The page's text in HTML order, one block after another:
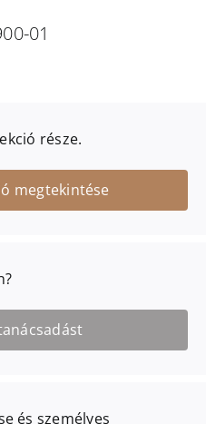
01
része.
megtekintése
és személyes